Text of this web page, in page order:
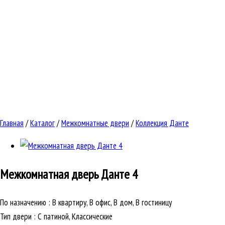
Главная /Каталог/Межкомнатные двери /Коллекция Данте
Межкомнатная дверьДанте 4
По назначению : В квартиру, В офис, В дом, В гостиницу
Тип двери : С патиной, Классические